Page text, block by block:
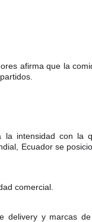
afirma que la
la intensidad con
Ecuador se
comercial.
delivery y marcas